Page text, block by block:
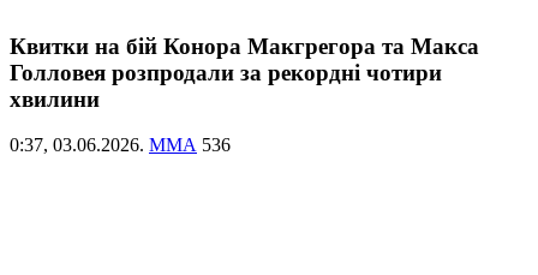
Квитки на бій Конора Макгрегора та Макса
Голловея розпродали за рекордні чотири
хвилини
0:37, 03.06.2026. ММА 536